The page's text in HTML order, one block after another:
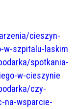
cieszyn-
w-szpitalu-laskim
spotkania-
w-cieszynie
czy-
na-wsparcie-